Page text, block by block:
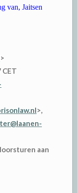
van, Jaitsen
>
>,
aan